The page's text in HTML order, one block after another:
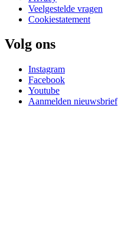
Veelgestelde vragen
Cookiestatement
Volg ons
Instagram
Facebook
Youtube
Aanmelden nieuwsbrief